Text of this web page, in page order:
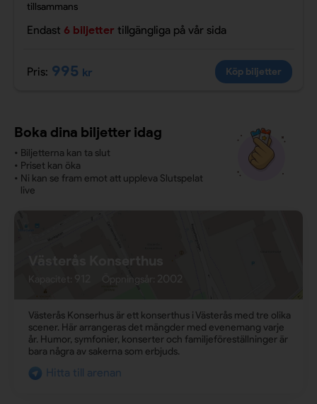
tillsammans
Endast 6 biljetter tillgängliga på vår sida
Pris: 995 kr Köp biljetter
Boka dina biljetter idag
• Biljetterna kan ta slut
• Priset kan öka
• Ni kan se fram emot att uppleva Slutspelat
live
Västerås Konserthus
Öppningsår:
Västerås Konserhus är ett konserthus i Västerås med tre olika
scener. Här arrangeras det mängder med evenemang varje
år. Humor, symfonier, konserter och familjeföreställninger är
bara några av sakerna som erbjuds.
Hitta till arenan